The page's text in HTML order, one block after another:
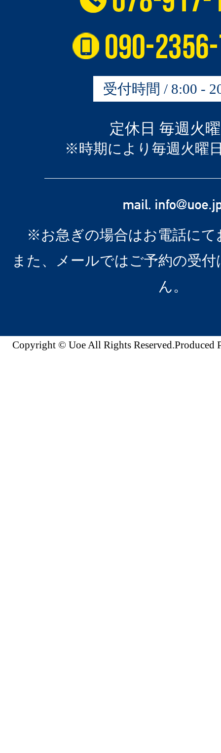
受付時間 / 8:00 -
定休日 毎週火
※時期により毎週火曜
※お急ぎの場合はお電話にて
また、メールではご予約の受
ん。
Copyright © Uoe All Rights Reserved.Produced